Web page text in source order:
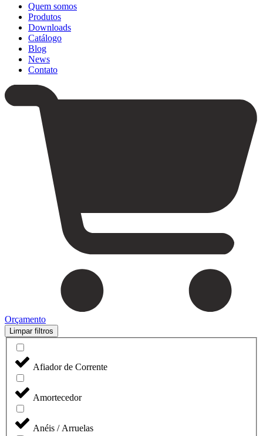
Quem somos
Produtos
Downloads
Catálogo
Blog
News
Contato
Orçamento
Limpar filtros
Afiador de Corrente
Amortecedor
Anéis / Arruelas